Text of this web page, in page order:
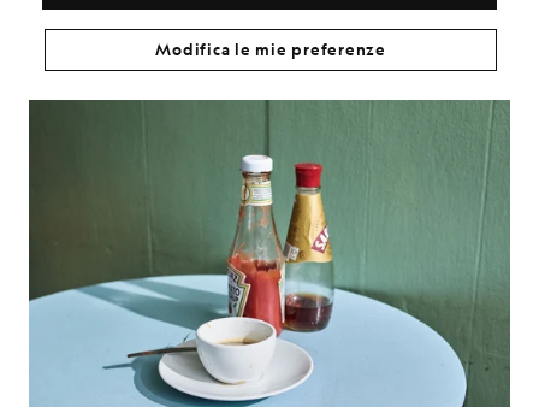
Modifica le mie preferenze